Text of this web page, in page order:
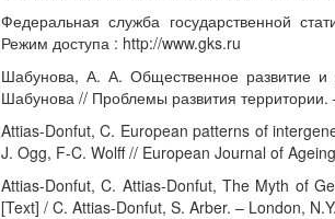
Федеральная служба государственной
Режим доступа : http://www.gks.ru
Шабунова, А. А. Общественное развитие и
Шабунова // Проблемы развития
Attias-Donfut, C. European patterns of
J. Ogg, F-C. Wolff // European Journal of
Attias-Donfut, C. Attias-Donfut, The Myth of
[Text] / C. Attias-Donfut, S. Arber. – London,